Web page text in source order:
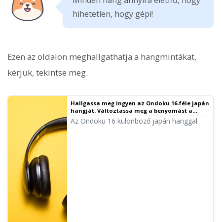
hihetetlen, hogy gépi!
Ezen az oldalon meghallgathatja a hangmintákat,
kérjük, tekintse meg.
Hallgassa meg ingyen az Ondoku 16-féle japán
hangját. Változtassa meg a benyomást a
hangmagasság állításával｜Ondoku
szövegfelolvasó szoftver
Az Ondoku 16 különböző japán hanggal